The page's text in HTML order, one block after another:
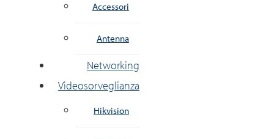
Accessori
Antenna
Networking
Videosorveglianza
Hikvision